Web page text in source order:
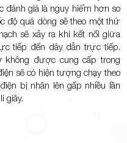
đánh giá là nguy hiểm hơn so
độ quá dòng sẽ theo một thứ
sẽ xảy ra khi kết nối giữa
tiếp đến dây dẫn trực tiếp.
được cung cấp trong
sẽ có hiện tượng chạy theo
bị nhân lên gấp nhiều lần
giây.